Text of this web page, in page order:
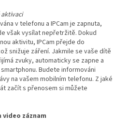
v telefonu a IPCam je zapnuta,
však vysílat nepřetržitě. Dokud
aktivitu, IPCam přejde do
snižuje záření. Jakmile se vaše dítě
zvuky, automaticky se zapne a
Budete informováni
na vašem mobilním telefonu. Z jaké
začít s přenosem si můžete
záznam